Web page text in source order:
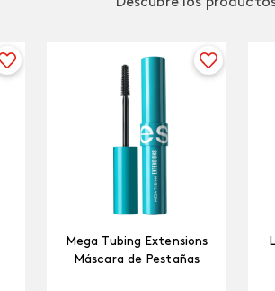
Mega Tubing Extensions
Máscara de Pestañas